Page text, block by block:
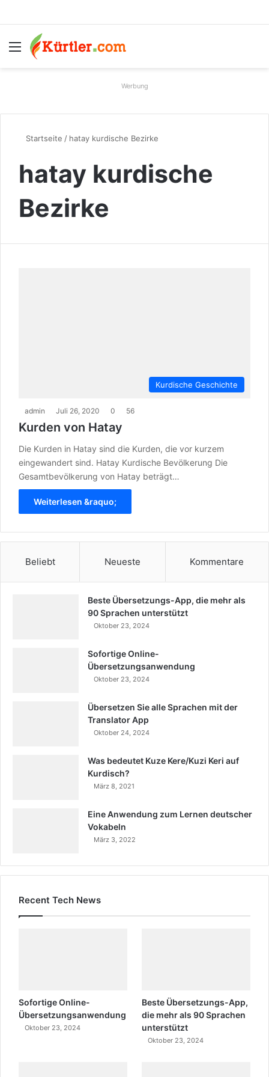
Menü
Werbung
Startseite / hatay kurdische Bezirke
hatay kurdische
Bezirke
Kurdische Geschichte
admin Juli 26, 2020 0 56
Kurden von Hatay
Die Kurden in Hatay sind die Kurden, die vor kurzem
eingewandert sind. Hatay Kurdische Bevölkerung Die
Gesamtbevölkerung von Hatay beträgt…
Weiterlesen &raquo;
Beliebt Neueste Kommentare
Beste Übersetzungs-App, die mehr als
90 Sprachen unterstützt
Oktober 23, 2024
Sofortige Online-
Übersetzungsanwendung
Oktober 23, 2024
Übersetzen Sie alle Sprachen mit der
Translator App
Oktober 24, 2024
Was bedeutet Kuze Kere/Kuzi Keri auf
Kurdisch?
März 8, 2021
Eine Anwendung zum Lernen deutscher
Vokabeln
März 3, 2022
Recent Tech News
Sofortige Online-
Übersetzungsanwendung
Oktober 23, 2024
Beste Übersetzungs-App,
die mehr als 90 Sprachen
unterstützt
Oktober 23, 2024